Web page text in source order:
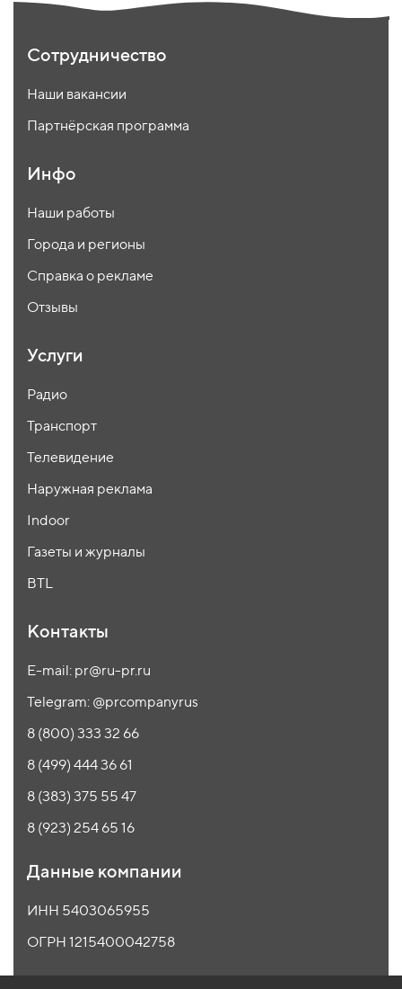
Сотрудничество
Наши вакансии
Партнёрская программа
Инфо
Наши работы
Города и регионы
Справка о рекламе
Отзывы
Услуги
Радио
Транспорт
Телевидение
Наружная реклама
Indoor
Газеты и журналы
BTL
Контакты
E-mail: pr@ru-pr.ru
Telegram: @prcompanyrus
8 (800) 333 32 66
8 (499) 444 36 61
8 (383) 375 55 47
8 (923) 254 65 16
Данные компании
ИНН 5403065955
ОГРН 1215400042758